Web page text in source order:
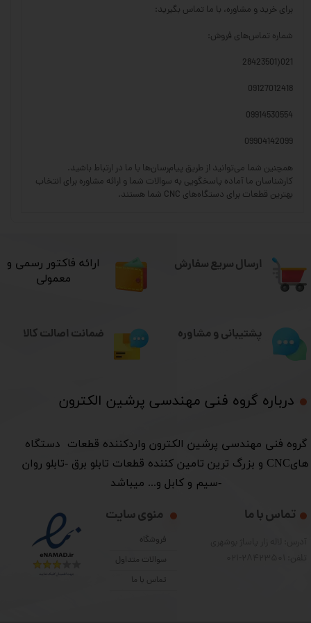
برای خرید و مشاوره، با ما تماس بگیرید:
شماره تماس‌های فروش:
021(28423501
09127012418
09914530554
09904142099
همچنین شما می‌توانید از طریق پیام‌رسان‌ها با ما در ارتباط باشید.
کارشناسان ما آماده پاسخگویی به سوالات شما و ارائه مشاوره برای انتخاب
بهترین قطعات برای دستگاه‌های CNC شما هستند.
ارسال سریع سفارش
درباره گروه فنی مهندسی پرشین الکترون​​​​​​​
​گروه فنی مهندسی پرشین الکترون واردکننده قطعات دستگاه
هایCNC و بزرگ ترین تامین کننده قطعات تابلو برق -تابلو روان
-سیم و کابل و... میباشد
منوی سایت
فروشگاه
سوالات متداول
تماس با ما
تماس با ما
​ارائه فاکتور رسمی و
معمولی
پشتیبانی و مشاوره ضمانت اصالت کالا